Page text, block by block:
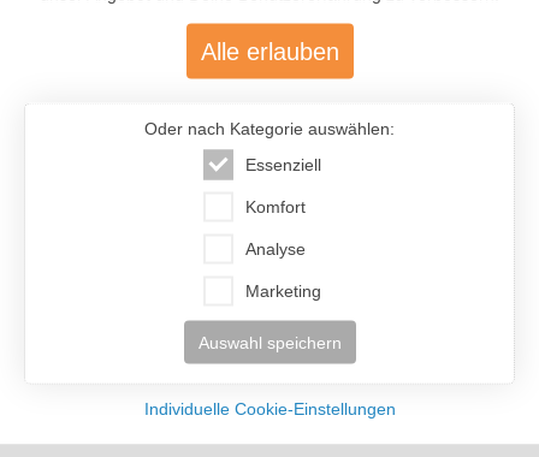
477.200
Über 477.200 aktive Mitglieder
Alle erlauben
Oder nach Kategorie auswählen:
Essenziell
Komfort
Analyse
Marketing
Auswahl speichern
Individuelle Cookie-Einstellungen